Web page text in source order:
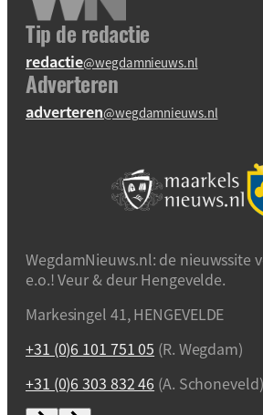
Tip de redactie
redactie@wegdamnieuws.nl
Adverteren
adverteren@wegdamnieuws.nl
WegdamNieuws.nl: de nieuwssite
e.o.! Veur & deur Hengevelde.
Markesingel 41, HENGEVELDE
+31 (0)6 101 751 05 (R. Wegdam)
+31 (0)6 303 832 46 (A. Schoneveld)